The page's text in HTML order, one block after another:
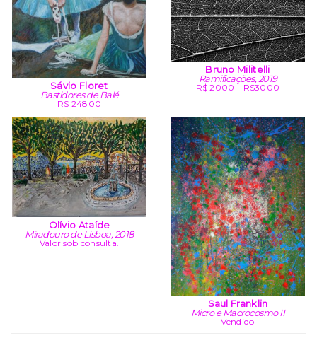
Sávio Floret
Bastidores de Balé
R$ 24800
Bruno Militelli
Ramificações, 2019
R$ 2000 - R$3000
Olívio Ataíde
Miradouro de Lisboa, 2018
Valor sob consulta.
Saul Franklin
Micro e Macrocosmo II
Vendido